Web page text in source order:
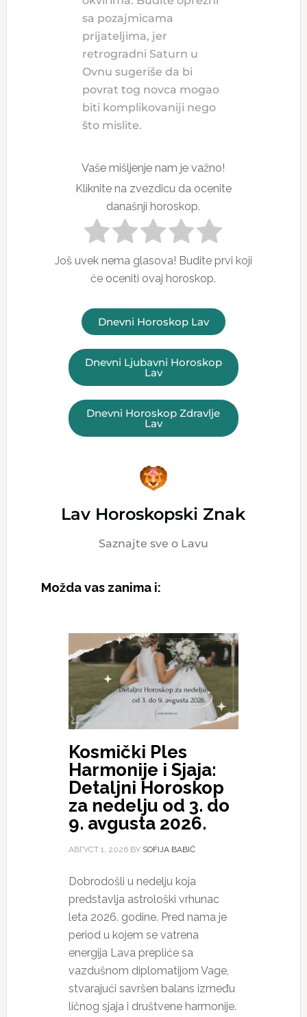
sa pozajmicama
prijateljima, jer
retrogradni Saturn u
Ovnu sugeriše da bi
povrat tog novca mogao
biti komplikovaniji nego
što mislite.
Vaše mišljenje nam je važno!
Kliknite na zvezdicu da ocenite
današnji horoskop.
Još uvek nema glasova! Budite prvi koji
će oceniti ovaj horoskop.
Dnevni Horoskop Lav
Dnevni Ljubavni Horoskop
Lav
Dnevni Horoskop Zdravlje
Lav
Lav Horoskopski Znak
Saznajte sve o Lavu
Možda vas zanima i:
Kosmički Ples
Harmonije i Sjaja:
Detaljni Horoskop
za nedelju od 3. do
9. avgusta 2026.
АВГУСТ 1, 2026BY SOFIJA BABIĆ
Dobrodošli u nedelju koja
predstavlja astrološki vrhunac
leta 2026. godine. Pred nama je
period u kojem se vatrena
energija Lava prepliće sa
vazdušnom diplomatijom Vage,
stvarajući savršen balans između
ličnog sjaja i društvene harmonije.